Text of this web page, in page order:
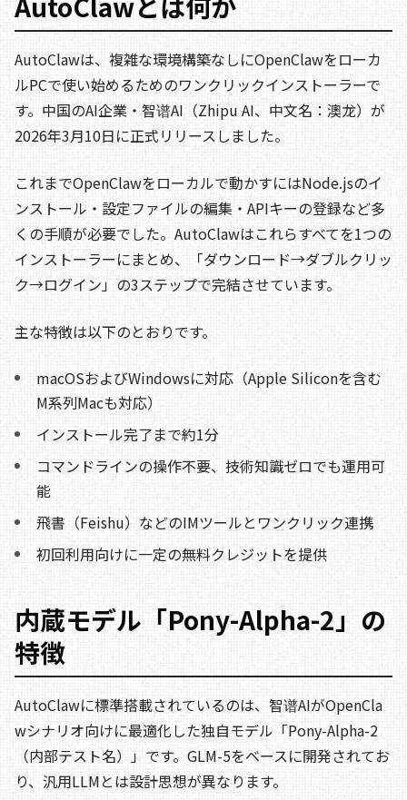
AutoClawは、複雑な環境構築なしにOpenClawをローカ
ルPCで使い始めるためのワンクリックインストーラーで
す。中国のAI企業・智谱AI（Zhipu AI、中文名：澳龙）が
2026年3月10日に正式リリースしました。
これまでOpenClawをローカルで動かすにはNode.jsのイ
ンストール・設定ファイルの編集・APIキーの登録など多
くの手順が必要でした。AutoClawはこれらすべてを1つの
インストーラーにまとめ、「ダウンロード→ダブルクリッ
ク→ログイン」の3ステップで完結させています。
主な特徴は以下のとおりです。
macOSおよびWindowsに対応（Apple Siliconを含む
M系列Macも対応）
インストール完了まで約1分
コマンドラインの操作不要、技術知識ゼロでも運用可
能
飛書（Feishu）などのIMツールとワンクリック連携
初回利用向けに一定の無料クレジットを提供
内蔵モデル「Pony-Alpha-2」の
特徴
AutoClawに標準搭載されているのは、智谱AIがOpenCla
wシナリオ向けに最適化した独自モデル「Pony-Alpha-2
（内部テスト名）」です。GLM-5をベースに開発されてお
り、汎用LLMとは設計思想が異なります。